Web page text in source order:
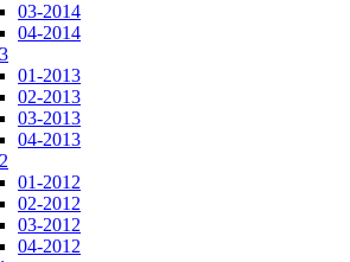
03-2014
04-2014
01-2013
02-2013
03-2013
04-2013
01-2012
02-2012
03-2012
04-2012